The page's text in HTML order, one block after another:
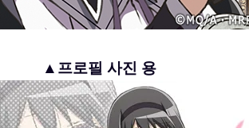
▲프로필 사진 용